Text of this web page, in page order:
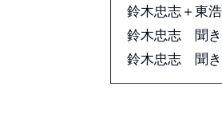
鈴木忠志＋東
鈴木忠志 聞き
鈴木忠志 聞き